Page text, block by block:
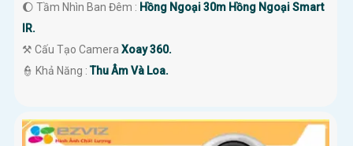
🌔 Tầm Nhìn Ban Đêm : Hồng Ngoại 30m Hồng Ngoại Smart
IR.
⚒ Cấu Tạo Camera Xoay 360.
️👮 Khả Năng :Thu Âm Và Loa.